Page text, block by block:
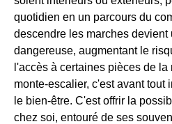
quotidien en un parcours du
descendre les marches devient
dangereuse, augmentant le
l'accès à certaines pièces de
monte-escalier, c'est avant tout
le bien-être. C'est offrir la
chez soi, entouré de ses